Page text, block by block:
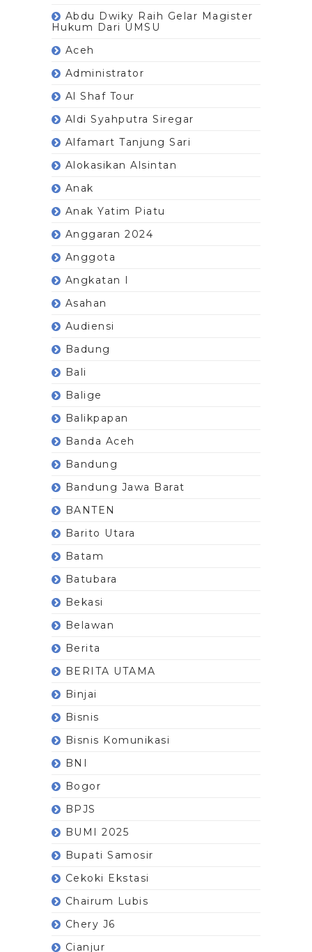
Abdu Dwiky Raih Gelar Magister
Hukum Dari UMSU
Aceh
Administrator
Al Shaf Tour
Aldi Syahputra Siregar
Alfamart Tanjung Sari
Alokasikan Alsintan
Anak
Anak Yatim Piatu
Anggaran 2024
Anggota
Angkatan I
Asahan
Audiensi
Badung
Bali
Balige
Balikpapan
Banda Aceh
Bandung
Bandung Jawa Barat
BANTEN
Barito Utara
Batam
Batubara
Bekasi
Belawan
Berita
BERITA UTAMA
Binjai
Bisnis
Bisnis Komunikasi
BNI
Bogor
BPJS
BUMI 2025
Bupati Samosir
Cekoki Ekstasi
Chairum Lubis
Chery J6
Cianjur